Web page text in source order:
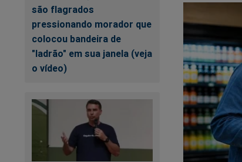
são flagrados
pressionando morador que
colocou bandeira de
"ladrão" em sua janela (veja
o vídeo)
abaixo para
https://
cena-do-crime
O próprio